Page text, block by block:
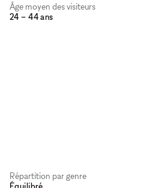
Âge moyen des visiteurs
24 – 44 ans
Répartition par genre
Équilibré